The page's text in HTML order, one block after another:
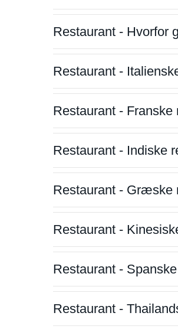
Restaurant - Hvorfor
Restaurant -
Restaurant -
Restaurant - Indiske
Restaurant - Græske
Restaurant -
Restaurant -
Restaurant -